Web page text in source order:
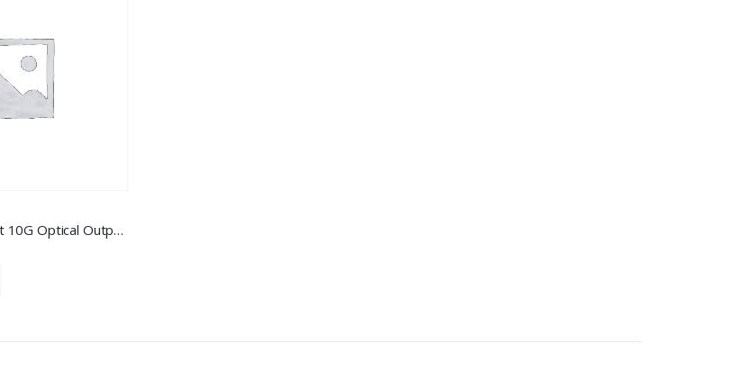
VM8584 – 4-Port 10G Optical Output Board (4K@300m (K1, MM) / 10km (K2, SM))